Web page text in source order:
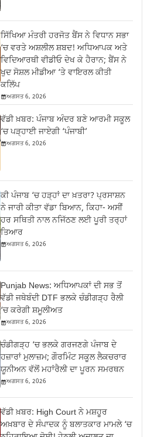
ਸਿੱਖਿਆ ਮੰਤਰੀ ਹਰਜੋਤ ਬੈਂਸ ਨੇ ਵਿਧਾਨ ਸਭਾ
‘ਚ ਵਰਤੇ ਅਸ਼ਲੀਲ ਸ਼ਬਦ! ਅਧਿਆਪਕ ਅਤੇ
ਵਿਦਿਆਰਥੀ ਵੀਡੀਓ ਦੇਖ ਕੇ ਹੈਰਾਨ; ਬੈਂਸ ਨੇ
ਖੁਦ ਸੋਸ਼ਲ ਮੀਡੀਆ ‘ਤੇ ਵਾਇਰਲ ਕੀਤੀ
ਕਲਿੱਪ
ਅਗਸਤ 6, 2026
ਵੱਡੀ ਖ਼ਬਰ: ਪੰਜਾਬ ਅੰਦਰ ਬਣੇ ਆਰਮੀ ਸਕੂਲ
‘ਚ ਪੜ੍ਹਾਈ ਜਾਏਗੀ ‘ਪੰਜਾਬੀ’
ਅਗਸਤ 6, 2026
ਕੀ ਪੰਜਾਬ ‘ਚ ਹੜ੍ਹਾਂ ਦਾ ਖ਼ਤਰਾ? ਪ੍ਰਸਾਸ਼ਨ
ਨੇ ਜਾਰੀ ਕੀਤਾ ਵੱਡਾ ਬਿਆਨ, ਕਿਹਾ- ਅਸੀਂ
ਹਰ ਸਥਿਤੀ ਨਾਲ ਨਜਿੱਠਣ ਲਈ ਪੂਰੀ ਤਰ੍ਹਾਂ
ਤਿਆਰ
ਅਗਸਤ 6, 2026
Punjab News: ਅਧਿਆਪਕਾਂ ਦੀ ਸਭ ਤੋਂ
ਵੱਡੀ ਜਥੇਬੰਦੀ DTF ਭਲਕੇ ਚੰਡੀਗੜ੍ਹ ਰੈਲੀ
‘ਚ ਕਰੇਗੀ ਸ਼ਮੂਲੀਅਤ
ਅਗਸਤ 6, 2026
ਚੰਡੀਗੜ੍ਹ ‘ਚ ਭਲਕੇ ਗਰਜਣਗੇ ਪੰਜਾਬ ਦੇ
ਹਜ਼ਾਰਾਂ ਮੁਲਾਜ਼ਮ; ਗੌਰਮਿੰਟ ਸਕੂਲ ਲੈਕਚਰਾਰ
ਯੂਨੀਅਨ ਵੱਲੋਂ ਮਹਾਂਰੈਲੀ ਦਾ ਪੂਰਨ ਸਮਰਥਨ
ਅਗਸਤ 6, 2026
ਵੱਡੀ ਖ਼ਬਰ: High Court ਨੇ ਮਸ਼ਹੂਰ
ਅਖ਼ਬਾਰ ਦੇ ਸੰਪਾਦਕ ਨੂੰ ਬਲਾਤਕਾਰ ਮਾਮਲੇ ‘ਚ